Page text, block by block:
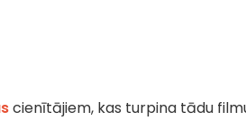
cienītājiem, kas turpina tādu